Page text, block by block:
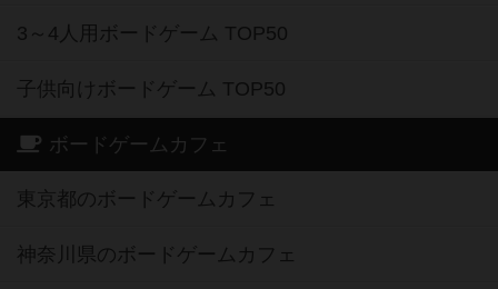
3～4人用ボードゲーム TOP50
子供向けボードゲーム TOP50
ボードゲームカフェ
東京都のボードゲームカフェ
神奈川県のボードゲームカフェ